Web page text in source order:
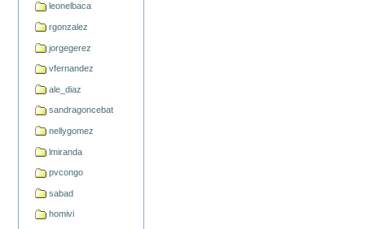
leonelbaca
rgonzalez
jorgegerez
vfernandez
ale_diaz
sandragoncebat
nellygomez
lmiranda
pvcongo
sabad
homivi